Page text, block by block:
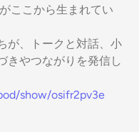
ここから生まれてい
が、トークと対話、小
きやつながりを発信し
show/osifr2pv3e